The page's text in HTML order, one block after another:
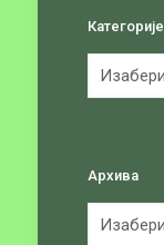
Категорије
Архива